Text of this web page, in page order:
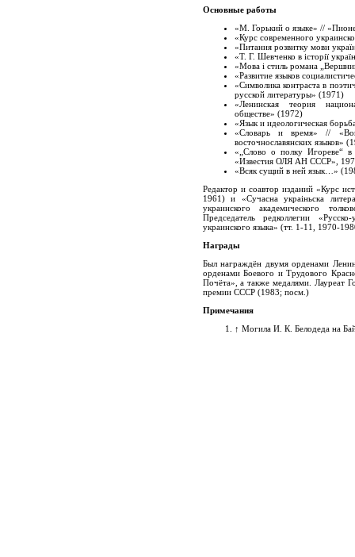
Основные работы
«М. Горький о языке» //
«Курс современного
«Питания розвитку мови
«Т. Г. Шевченко в iсторiї
«Мова i стиль романа
«Развитие языков
«Символика контраста в
русской литературы» (1971)
«Ленинская теория
обществе» (1972)
«Язык и идеологическая
«Словарь и время» //
восточнославянских языков»
«„Слово о полку Игореве“ в
«Известия ОЛЯ АН СССР»,
«Всяк сущий в ней язык…»
Редактор и соавтор изданий «Курс
1961) и «Сучасна украiньска
украинского академического
Председатель редколлегии
украинского языка» (тт. 1-11, 1970-
Награды
Был награждён двумя орденами
орденами Боевого и Трудового
Почёта», а также медалями. Лауреат
премии СССР (1983; посм.)
Примечания
↑ Могила И. К. Белодеда на